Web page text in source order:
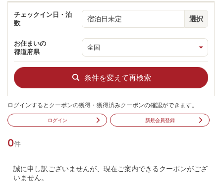
チェックイン日・泊
数
宿泊日未定 選択
お住まいの
都道府県
条件を変えて再検索
ログインするとクーポンの獲得・獲得済みクーポンの確認ができます。
ログイン 新規会員登録
0件
誠に申し訳ございませんが、現在ご案内できるクーポンがござ
いません。